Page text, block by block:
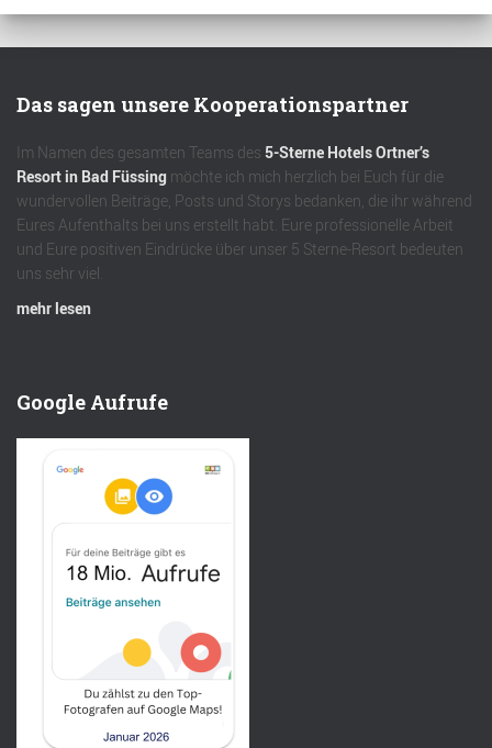
Das sagen unsere Kooperationspartner
Im Namen des gesamten Teams des 5-Sterne Hotels Ortner’s
Resort in Bad Füssing möchte ich mich herzlich bei Euch für die
wundervollen Beiträge, Posts und Storys bedanken, die ihr während
Eures Aufenthalts bei uns erstellt habt. Eure professionelle Arbeit
und Eure positiven Eindrücke über unser 5 Sterne-Resort bedeuten
uns sehr viel.
mehr lesen
Google Aufrufe